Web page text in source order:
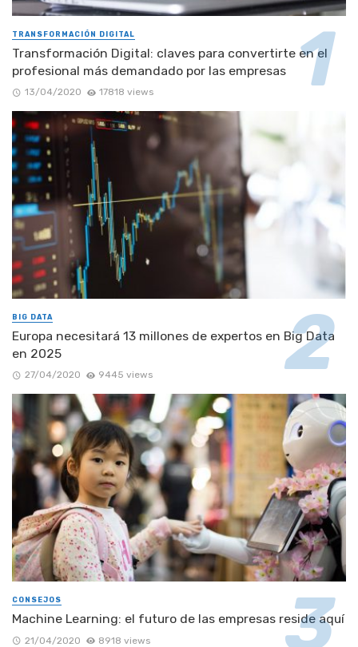
TRANSFORMACIÓN DIGITAL
Transformación Digital: claves para convertirte en el
profesional más demandado por las empresas
13/04/2020 17818 views
BIG DATA
Europa necesitará 13 millones de expertos en Big Data
en 2025
27/04/2020 9445 views
CONSEJOS
Machine Learning: el futuro de las empresas reside aquí
21/04/2020 8918 views